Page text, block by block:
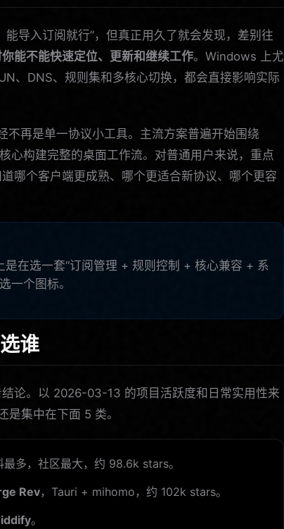
导入订阅就行”，但真正用久了就会发现，差别往
能不能快速定位、更新和继续工作。Windows 上尤
、DNS、规则集和多核心切换，都会直接影响实际
再是单一协议小工具。主流方案普遍开始围绕
心构建完整的桌面工作流。对普通用户来说，重点
哪个客户端更成熟、哪个更适合新协议、哪个更容
在选一套“订阅管理 + 规则控制 + 核心兼容 + 系
一个图标。
谁
论。以 2026-03-13 的项目活跃度和日常实用性来
集中在下面 5 类。
最多，社区最大，约 98.6k stars。
Rev，Tauri + mihomo，约 102k stars。
。